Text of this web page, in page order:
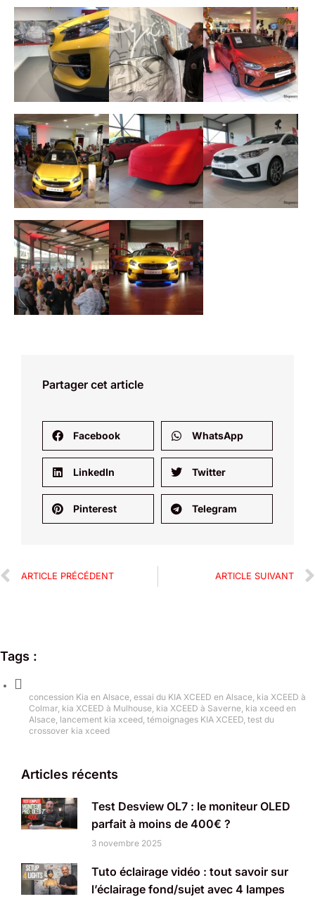
Partager cet article
Facebook WhatsApp
LinkedIn Twitter
Pinterest Telegram
ARTICLE PRÉCÉDENT ARTICLE SUIVANT
Tags :
concession Kia en Alsace essai du KIA XCEED en Alsace kia XCEED à
Colmar kia XCEED à Mulhouse kia XCEED à Saverne kia xceed en
Alsace lancement kia xceed témoignages KIA XCEED test du
crossover kia xceed
Articles récents
Test Desview OL7 : le moniteur OLED
parfait à moins de 400€ ?
3 novembre 2025
Tuto éclairage vidéo : tout savoir sur
l’éclairage fond/sujet avec 4 lampes